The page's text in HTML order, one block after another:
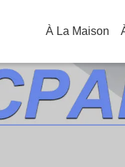
À La Maison